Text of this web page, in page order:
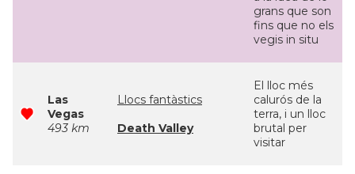
grans que son
fins que no els
vegis in situ
Las
Vegas
493 km
Llocs fantàstics
Death Valley
El lloc més
calurós de la
terra, i un lloc
brutal per
visitar